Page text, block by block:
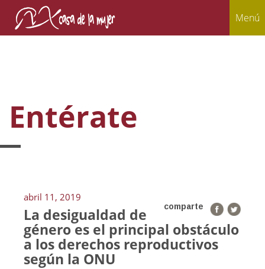
Menú
Entérate
abril 11, 2019
comparte
La desigualdad de
género es el principal obstáculo
a los derechos reproductivos
según la ONU